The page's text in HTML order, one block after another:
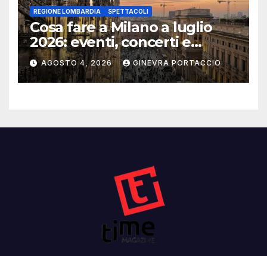
REGIONE LOMBARDIA SPETTACOLI
Cosa fare a Milano a luglio
2026: eventi, concerti e
mostre
AGOSTO 4, 2026 GINEVRA PORTACCIO